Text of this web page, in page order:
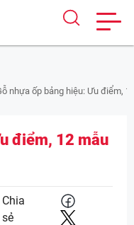
nhựa ốp bảng hiệu: Ưu điểm,
điểm, 12 mẫu
Chia
sẻ